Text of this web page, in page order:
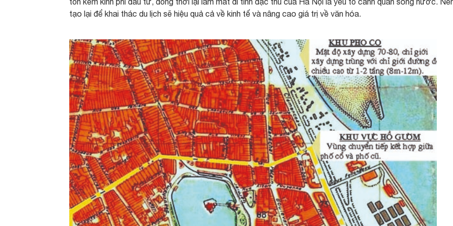
tạo lại để khai thác du lịch sẽ hiệu quả cả về kinh tế và nâng cao giá trị về văn hóa.